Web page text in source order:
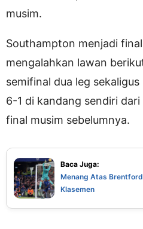
musim.
Southampton menjadi
mengalahkan lawan
semifinal dua leg
6-1 di kandang sendiri
final musim sebelumnya.
Baca Juga:
Menang Atas
Klasemen